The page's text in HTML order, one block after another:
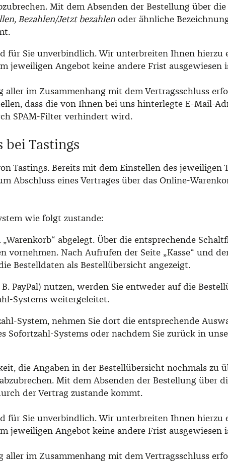
Mit dem Absenden der Bestellung über
Bezahlen/Jetzt bezahlen oder ähnliche
für Sie unverbindlich. Wir unterbreiten Ihnen
jeweiligen Angebot keine andere Frist ausgewiesen
im Zusammenhang mit dem Vertragsschluss
dass die von Ihnen bei uns hinterlegte E-Mail-
SPAM-Filter verhindert wird.
bei Tastings
Tastings. Bereits mit dem Einstellen des jeweiligen
Abschluss eines Vertrages über das Online-
wie folgt zustande:
abgelegt. Über die entsprechende
vornehmen. Nach Aufrufen der Seite „Kasse“ und
Bestelldaten als Bestellübersicht angezeigt.
PayPal) nutzen, werden Sie entweder auf die
Systems weitergeleitet.
System, nehmen Sie dort die entsprechende
Sofortzahl-Systems oder nachdem Sie zurück in
die Angaben in der Bestellübersicht nochmals zu
Mit dem Absenden der Bestellung über
der Vertrag zustande kommt.
für Sie unverbindlich. Wir unterbreiten Ihnen
jeweiligen Angebot keine andere Frist ausgewiesen
im Zusammenhang mit dem Vertragsschluss